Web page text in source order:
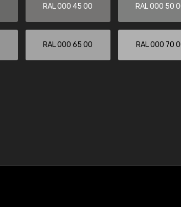
RAL 000 45 00 RAL 000 50
RAL 000 65 00 RAL 000 70